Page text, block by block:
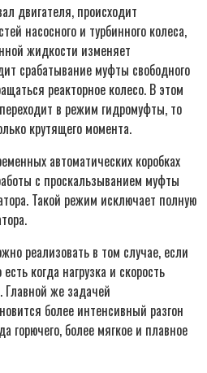
двигателя, происходит
насосного и турбинного колеса,
жидкости изменяет
срабатывание муфты свободного
реакторное колесо. В этом
в режим гидромуфты, то
крутящего момента.
автоматических коробках
с проскальзыванием муфты
Такой режим исключает полную
реализовать в том случае, если
когда нагрузка и скорость
Главной же задачей
более интенсивный разгон
горючего, более мягкое и плавное